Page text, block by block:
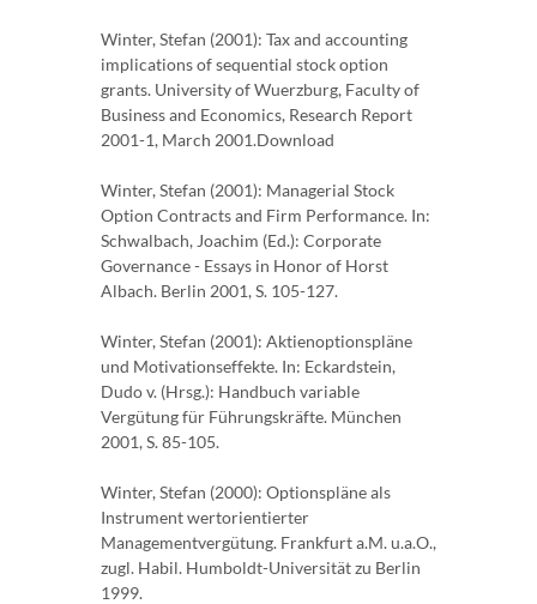
Winter, Stefan (2001): Tax and accounting
implications of sequential stock option
grants. University of Wuerzburg, Faculty of
Business and Economics, Research Report
2001-1, March 2001.Download
Winter, Stefan (2001): Managerial Stock
Option Contracts and Firm Performance. In:
Schwalbach, Joachim (Ed.): Corporate
Governance - Essays in Honor of Horst
Albach. Berlin 2001, S. 105-127.
Winter, Stefan (2001): Aktienoptionspläne
und Motivationseffekte. In: Eckardstein,
Dudo v. (Hrsg.): Handbuch variable
Vergütung für Führungskräfte. München
2001, S. 85-105.
Winter, Stefan (2000): Optionspläne als
Instrument wertorientierter
Managementvergütung. Frankfurt a.M. u.a.O.,
zugl. Habil. Humboldt-Universität zu Berlin
1999.